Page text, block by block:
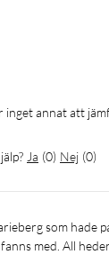
inget annat att
Ja (0) Nej (0)
med. All